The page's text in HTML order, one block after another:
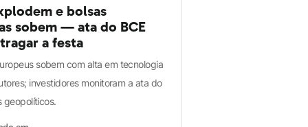
e bolsas
sobem — ata do BCE
a festa
sobem com alta em tecnologia
investidores monitoram a ata do
geopolíticos.